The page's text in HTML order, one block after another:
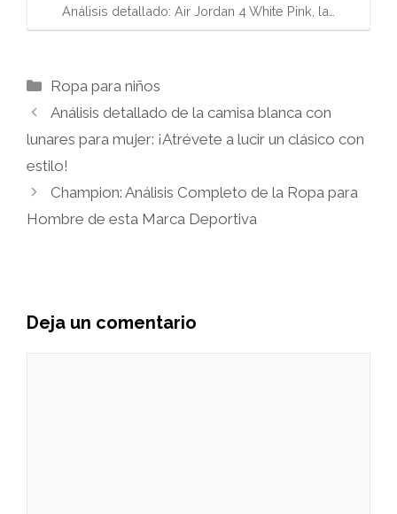
Análisis detallado: Air Jordan 4 White Pink, la…
Categorías
Ropa para niños
Análisis detallado de la camisa blanca con
lunares para mujer: ¡Atrévete a lucir un clásico con
estilo!
Champion: Análisis Completo de la Ropa para
Hombre de esta Marca Deportiva
Deja un comentario